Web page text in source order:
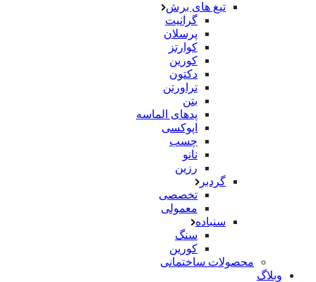
تیغ های برش
گرانیت
پرسلان
کوارتز
کورین
دکتون
تراورتن
بتن
پدهای الماسه
اپوکسی
چسب
نانو
رزین
گردبر
تخصصی
معمولی
سنباده
سنگ
کورین
محصولات ساختمانی
وبلاگ